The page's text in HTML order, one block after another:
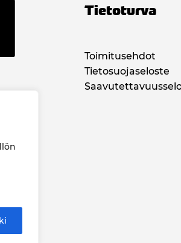
Tietoturva
Toimitusehdot
Tietosuojaseloste